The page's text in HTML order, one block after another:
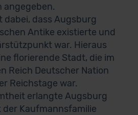
angegeben.
dabei, dass Augsburg
Antike existierte und
war. Hieraus
florierende Stadt, die im
Reich Deutscher Nation
Reichstage war.
erlangte Augsburg
der Kaufmannsfamilie